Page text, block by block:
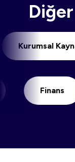
Finans